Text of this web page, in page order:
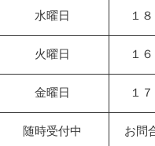
水曜日 １
火曜日 １
金曜日 １
随時受付中 お問